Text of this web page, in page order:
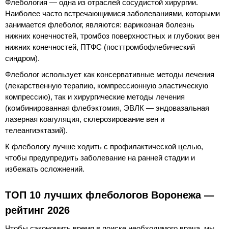
Флебология — одна из отраслей сосудистой хирургии.
Наиболее часто встречающимися заболеваниями, которыми
занимается флеболог, являются: варикозная болезнь
нижних конечностей, тромбоз поверхностных и глубоких вен
нижних конечностей, ПТФС (посттромбофлебический
синдром).
Флеболог использует как консервативные методы лечения
(лекарственную терапию, компрессионную эластическую
компрессию), так и хирургические методы лечения
(комбинированная флебэктомия, ЭВЛК — эндовазальная
лазерная коагуляция, склерозирование вен и
телеангиэктазий).
К флебологу лучше ходить с профилактической целью,
чтобы предупредить заболевание на ранней стадии и
избежать осложнений.
ТОП 10 лучших флебологов Воронежа —
рейтинг 2026